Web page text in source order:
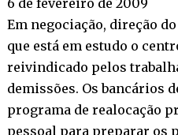
Em negociação, direção
que está em estudo o
reivindicado pelos
demissões. Os bancários
programa de realocação
pessoal para preparar os